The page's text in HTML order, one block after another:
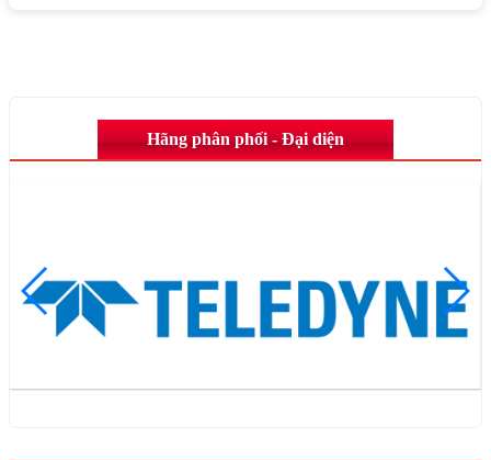
Hãng phân phối - Đại diện